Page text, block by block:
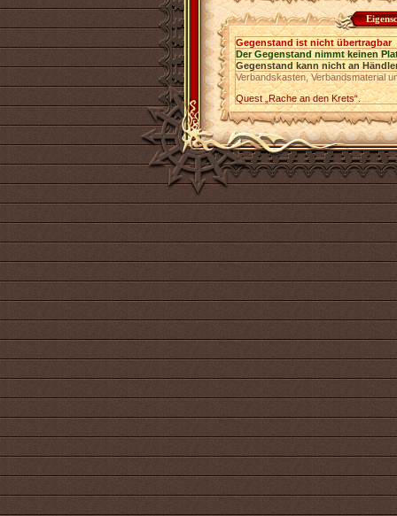
Gegenstand ist nicht übertragbar
Der Gegenstand nimmt keinen
Gegenstand kann nicht an
Verbandskasten, Verbandsmaterial
Quest „Rache an den Krets“.